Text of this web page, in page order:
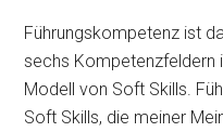
im
Soft
Skills
Würfel
Führungskompetenz ist
sechs Kompetenzfeldern
Modell von Soft Skills.
Soft Skills, die meiner